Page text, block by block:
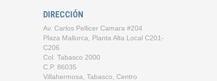
DIRECCIÓN
Av. Carlos Pellicer Camara #204
Plaza Mallorca, Planta Alta Local C201-
C206
Col. Tabasco 2000
C.P. 86035
Villahermosa, Tabasco, Centro